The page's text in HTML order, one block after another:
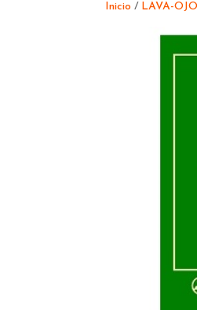
Inicio / LAVA-